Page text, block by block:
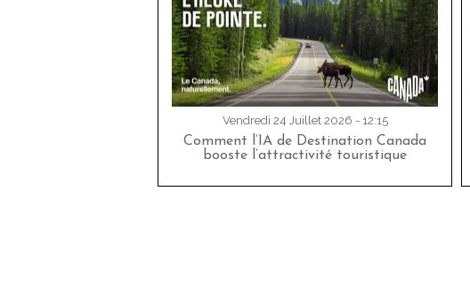
Vendredi 24 Juillet 2026 - 12:15
Comment l’IA de Destination Canada
booste l’attractivité touristique